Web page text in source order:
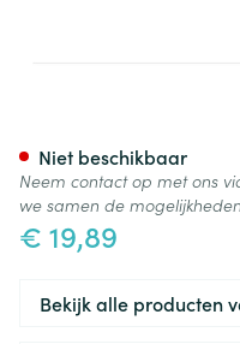
€ 19,89
Niet beschikbaar
Neem contact op met ons
we samen de
Bekijk alle producten